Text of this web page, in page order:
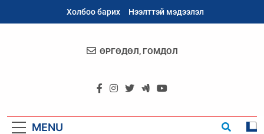
Холбоо барих Нээлттэй мэдээлэл
Архангай
ӨРГӨДӨЛ, ГОМДОЛ
MENU